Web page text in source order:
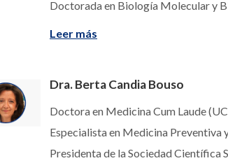
Doctorada en Biología Molecular y
Leer más
Dra. Berta Candia Bouso
Doctora en Medicina Cum Laude
Especialista en Medicina Preventiva
Presidenta de la Sociedad Científica